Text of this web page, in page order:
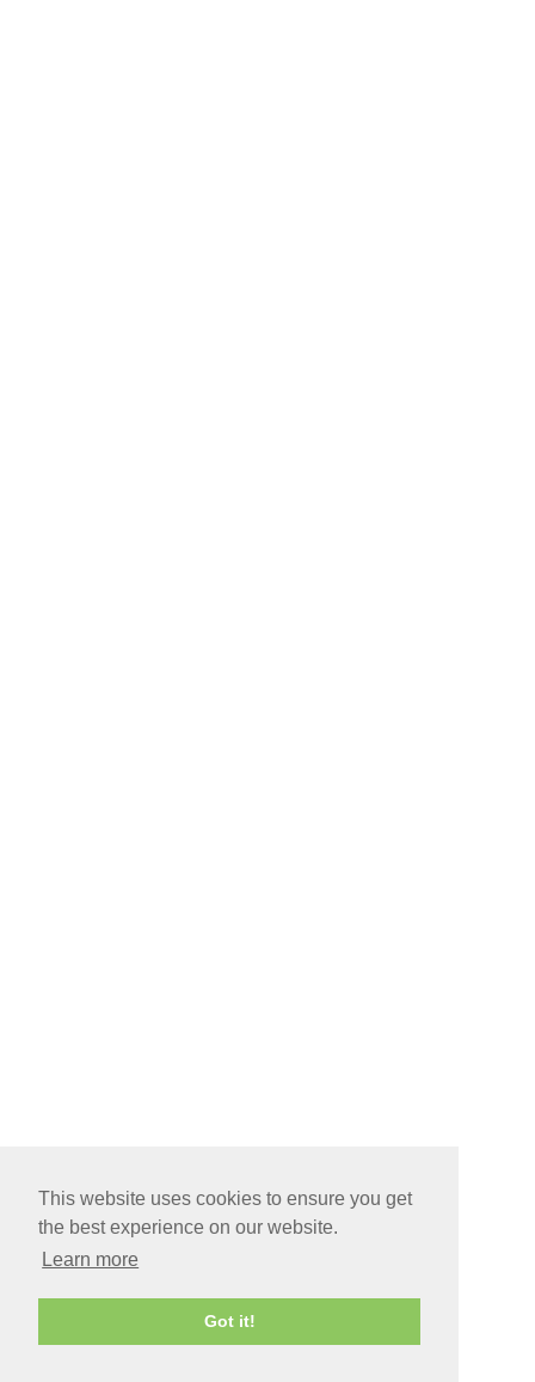
This website uses cookies to ensure you get
the best experience on our website.
Learn more
Got it!